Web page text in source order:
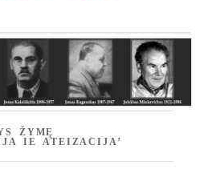
ŽYMĘ
IE ATEIZACIJA’